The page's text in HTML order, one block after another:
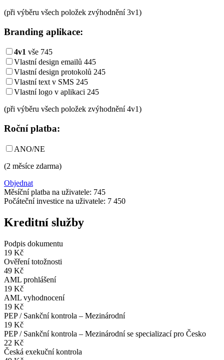
(při výběru všech položek zvýhodnění3v1)
Branding aplikace:
4v1 vše 745
Vlastní design emailů 445
Vlastní design protokolů 245
Vlastní text v SMS 245
Vlastní logo v aplikaci 245
(při výběru všech položek zvýhodnění4v1)
Roční platba:
ANO/NE
(2 měsíce zdarma)
Objednat
Měsíční platba na uživatele: 745
Počáteční investice na uživatele: 7 450
Kreditní služby
Podpis dokumentu
19 Kč
Ověření totožnosti
49 Kč
AML prohlášení
19 Kč
AML vyhodnocení
19 Kč
PEP / Sankční kontrola – Mezinárodní
19 Kč
PEP / Sankční kontrola – Mezinárodní se specializací pro Česko
22 Kč
Česká exekuční kontrola